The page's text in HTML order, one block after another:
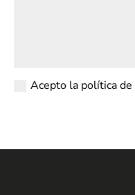
Acepto la política